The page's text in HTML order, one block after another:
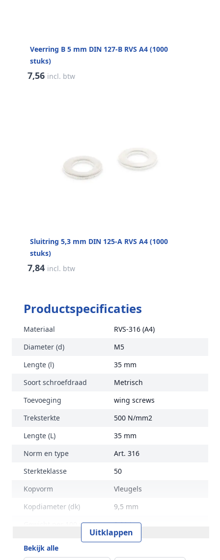
Veerring B 5 mm DIN 127-B RVS A4 (1000
stuks)
7,56 incl. btw
Sluitring 5,3 mm DIN 125-A RVS A4 (1000
stuks)
7,84 incl. btw
Productspecificaties
Materiaal
RVS-316 (A4)
Diameter (d)
M5
Lengte (l)
35 mm
Soort schroefdraad
Metrisch
Toevoeging
wing screws
Treksterkte
500 N/mm2
Lengte (L)
35 mm
Norm en type
Art. 316
Sterkteklasse
50
Kopvorm
Vleugels
Kopdiameter (dk)
9,5 mm
Gewicht per 100 stuks
0,91 kg
Inhoud verpakking
50
Uitklappen
Bekijk alle